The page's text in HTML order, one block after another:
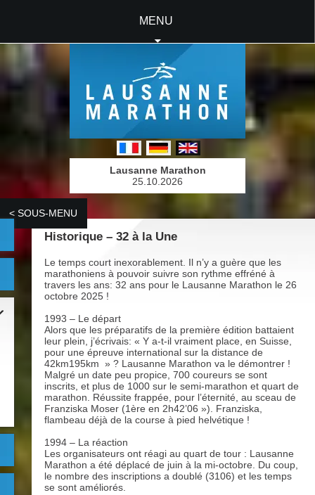
MENU
Lausanne Marathon
25.10.2026
< SOUS-MENU
Historique – 32 à la Une
Le temps court inexorablement. Il n’y a guère que les
marathoniens à pouvoir suivre son rythme effréné à
travers les ans: 32 ans pour le Lausanne Marathon le 26
octobre 2025 !
1993 – Le départ
Alors que les préparatifs de la première édition battaient
leur plein, j’écrivais: « Y a-t-il vraiment place, en Suisse,
pour une épreuve international sur la distance de
42km195km » ? Lausanne Marathon va le démontrer !
Malgré un date peu propice, 700 coureurs se sont
inscrits, et plus de 1000 sur le semi-marathon et quart de
marathon. Réussite frappée, pour l’éternité, au sceau de
Franziska Moser (1ère en 2h42’06 »). Franziska,
flambeau déjà de la course à pied helvétique !
1994 – La réaction
Les organisateurs ont réagi au quart de tour : Lausanne
Marathon a été déplacé de juin à la mi-octobre. Du coup,
le nombre des inscriptions a doublé (3106) et les temps
se sont améliorés.